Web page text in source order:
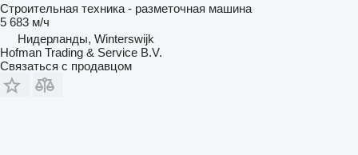
Строительная техника - разметочная машина
5 683 м/ч
Нидерланды, Winterswijk
Hofman Trading & Service B.V.
Связаться с продавцом